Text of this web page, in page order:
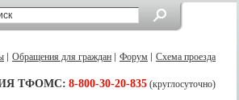
Обращения для граждан Форум Схема проезда
ТФОМС: 8-800-30-20-835 (круглосуточно)